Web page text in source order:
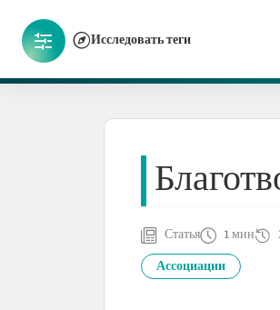
Исследовать теги
Статья 1 мин
Ассоциации